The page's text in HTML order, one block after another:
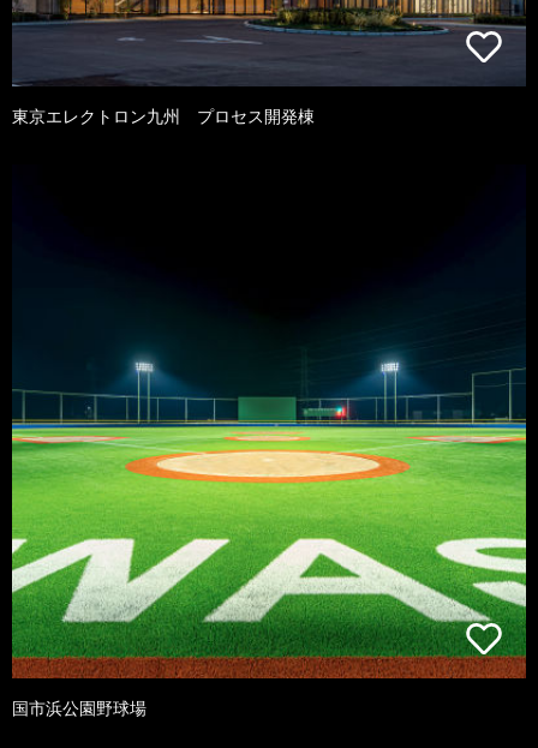
東京エレクトロン九州 プロセス開発棟
国市浜公園野球場